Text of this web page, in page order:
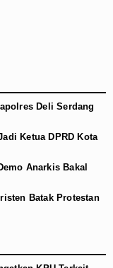
Deli Serdang
Ketua DPRD Kota
Anarkis Bakal
Batak Protestan